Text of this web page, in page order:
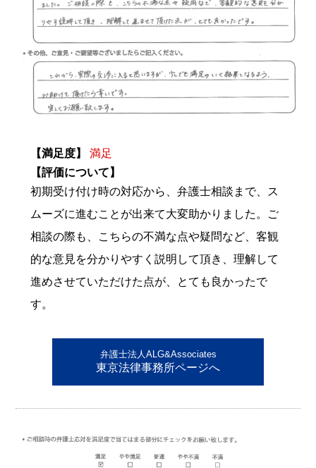
【満足度】
満足
【評価について】
初期受け付け時の対応から、弁護士相談まで、ス
ムーズに進むことが出来て大変助かりました。ご
相談の際も、こちらの不満な点や疑問など、客観
的な意見を分かりやすく説明して頂き、理解して
進めさせていただけた点が、とても良かったで
す。
弁護士法人ALG&Associates
東京法律事務所ページへ